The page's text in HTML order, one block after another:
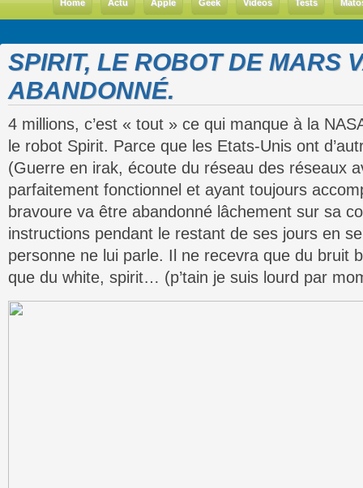
Home Actu Apple Geek Vidéos Tests
SPIRIT, LE ROBOT DE MARS
ABANDONNÉ.
4 millions, c’est « tout » ce qui manque à la
le robot Spirit. Parce que les Etats-Unis ont
(Guerre en irak, écoute du réseau des réseaux
parfaitement fonctionnel et ayant toujours
bravoure va être abandonné lâchement sur sa
instructions pendant le restant de ses jours en
personne ne lui parle. Il ne recevra que du bruit
que du white, spirit… (p’tain je suis lourd par